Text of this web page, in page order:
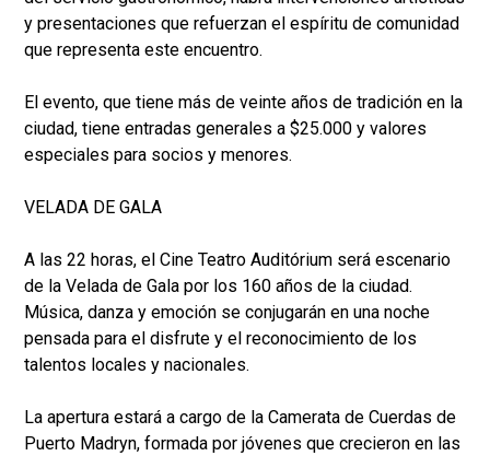
y presentaciones que refuerzan el espíritu de comunidad
que representa este encuentro.
El evento, que tiene más de veinte años de tradición en la
ciudad, tiene entradas generales a $25.000 y valores
especiales para socios y menores.
VELADA DE GALA
A las 22 horas, el Cine Teatro Auditórium será escenario
de la Velada de Gala por los 160 años de la ciudad.
Música, danza y emoción se conjugarán en una noche
pensada para el disfrute y el reconocimiento de los
talentos locales y nacionales.
La apertura estará a cargo de la Camerata de Cuerdas de
Puerto Madryn, formada por jóvenes que crecieron en las